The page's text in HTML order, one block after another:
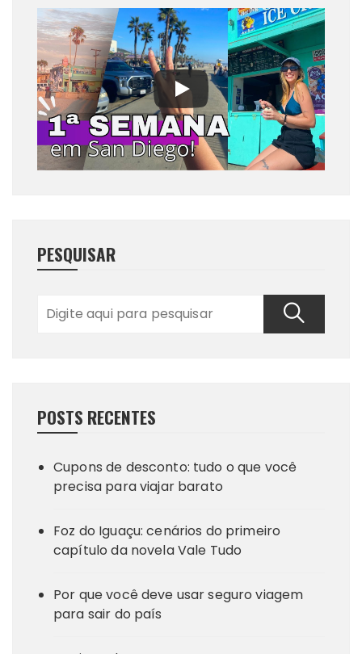
PESQUISAR
POSTS RECENTES
Cupons de desconto: tudo o que você
precisa para viajar barato
Foz do Iguaçu: cenários do primeiro
capítulo da novela Vale Tudo
Por que você deve usar seguro viagem
para sair do país